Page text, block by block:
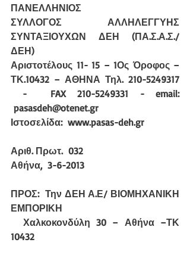
ΠΑΝΕΛΛΗΝΙΟΣ
ΣΥΛΛΟΓΟΣ ΑΛΛΗΛΕΓΓΥΗΣ
ΣΥΝΤΑΞΙΟΥΧΩΝ ΔΕΗ (ΠΑ.Σ.Α.Σ./
ΔΕΗ)
Αριστοτέλους 11- 15 – 1Ος Όροφος –
ΤΚ.10432 – ΑΘΗΝΑ Τηλ. 210-5249317
-  FAX 210-5249331 - email:
pasasdeh@otenet.gr
Ιστοσελίδα:  www.pasas-deh.gr
Αριθ. Πρωτ.  032
Αθήνα,  3-6-2013
ΠΡΟΣ:  Την ΔΕΗ Α.Ε/ ΒΙΟΜΗΧΑΝΙΚΗ
ΕΜΠΟΡΙΚΗ
Χαλκοκονδύλη 30 – Αθήνα –ΤΚ
10432